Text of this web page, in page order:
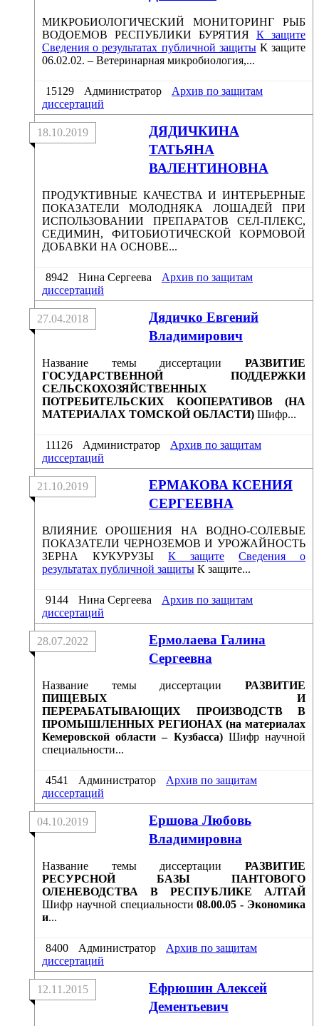
МИКРОБИОЛОГИЧЕСКИЙ МОНИТОРИНГ РЫБ
ВОДОЕМОВ РЕСПУБЛИКИ БУРЯТИЯ К защите
Сведения о результатах публичной защиты К защите
06.02.02. – Ветеринарная микробиология,...
15129 Администратор
Архив по защитам
диссертаций
ДЯДИЧКИНА
ТАТЬЯНА
ВАЛЕНТИНОВНА
18.10.2019
ПРОДУКТИВНЫЕ КАЧЕСТВА И ИНТЕРЬЕРНЫЕ
ПОКАЗАТЕЛИ МОЛОДНЯКА ЛОШАДЕЙ ПРИ
ИСПОЛЬЗОВАНИИ ПРЕПАРАТОВ СЕЛ-ПЛЕКС,
СЕДИМИН, ФИТОБИОТИЧЕСКОЙ КОРМОВОЙ
ДОБАВКИ НА ОСНОВЕ...
8942 Нина Сергеева
Архив по защитам
диссертаций
Дядичко Евгений
Владимирович
27.04.2018
Название темы диссертации РАЗВИТИЕ
ГОСУДАРСТВЕННОЙ ПОДДЕРЖКИ
СЕЛЬСКОХОЗЯЙСТВЕННЫХ
ПОТРЕБИТЕЛЬСКИХ КООПЕРАТИВОВ (НА
МАТЕРИАЛАХ ТОМСКОЙ ОБЛАСТИ) Шифр...
11126 Администратор
Архив по защитам
диссертаций
ЕРМАКОВА КСЕНИЯ
СЕРГЕЕВНА
21.10.2019
ВЛИЯНИЕ ОРОШЕНИЯ НА ВОДНО-СОЛЕВЫЕ
ПОКАЗАТЕЛИ ЧЕРНОЗЕМОВ И УРОЖАЙНОСТЬ
ЗЕРНА КУКУРУЗЫ К защите
Сведения о
результатах публичной защиты К защите...
9144 Нина Сергеева
Архив по защитам
диссертаций
Ермолаева Галина
Сергеевна
28.07.2022
Название темы диссертации РАЗВИТИЕ
ПИЩЕВЫХ И
ПЕРЕРАБАТЫВАЮЩИХ ПРОИЗВОДСТВ В
ПРОМЫШЛЕННЫХ РЕГИОНАХ (на материалах
Кемеровской области – Кузбасса)Шифр научной
специальности...
4541 Администратор
Архив по защитам
диссертаций
Ершова Любовь
Владимировна
04.10.2019
Название темы диссертации РАЗВИТИЕ
РЕСУРСНОЙ БАЗЫ ПАНТОВОГО
ОЛЕНЕВОДСТВА В РЕСПУБЛИКЕ АЛТАЙ
Шифр научной специальности08.00.05 - Экономика
и...
8400 Администратор
Архив по защитам
диссертаций
Ефрюшин Алексей
Дементьевич
12.11.2015